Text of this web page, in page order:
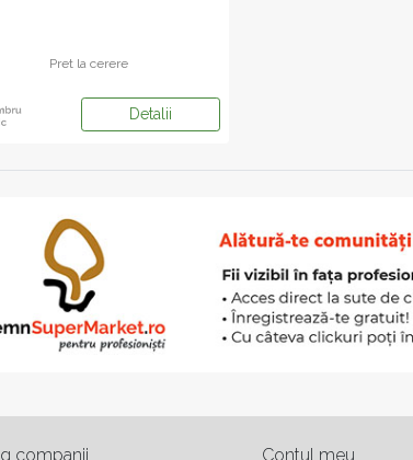
Pret la cerere
Detalii
companii Contul meu